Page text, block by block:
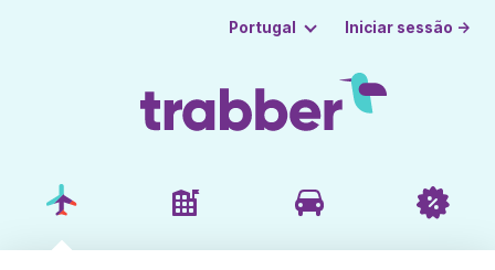
Portugal Iniciar sessão →